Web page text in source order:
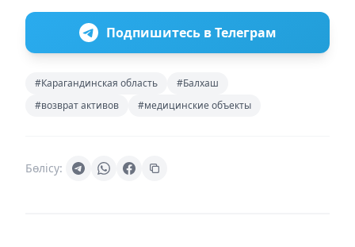
Подпишитесь в Телеграм
#Карагандинская область
#Балхаш
#возврат активов
#медицинские объекты
Бөлісу: